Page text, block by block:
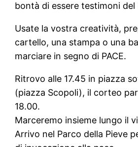
bontà di essere testimoni del
Usate la vostra creatività,
cartello, una stampa o una
marciare in segno di PACE.
Ritrovo alle 17.45 in piazza
(piazza Scopoli), il corteo
18.00.
Marceremo insieme lungo il
Arrivo nel Parco della Pieve